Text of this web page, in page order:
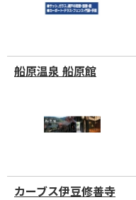
船原温泉 船原館
カーブス伊豆修善寺